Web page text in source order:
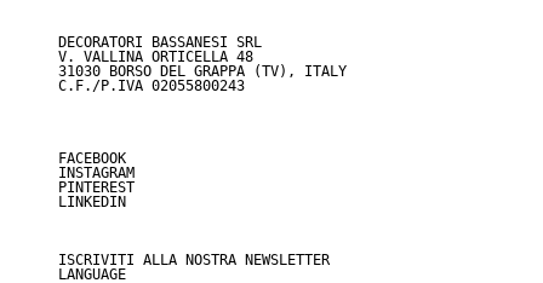
DECORATORI BASSANESI SRL
V. VALLINA ORTICELLA 48
31030 BORSO DEL GRAPPA (TV), ITALY
C.F./P.IVA 02055800243
FACEBOOK
INSTAGRAM
PINTEREST
LINKEDIN
ISCRIVITI ALLA NOSTRA NEWSLETTER
LANGUAGE